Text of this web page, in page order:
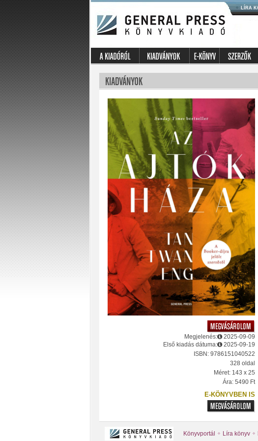
LÍRA
Megjelenés:
2025-09-09
Első kiadás dátuma:
2025-09-19
ISBN: 9786151040522
328 oldal
Méret: 143 x 25
Ára: 5490 Ft
E-KÖNYVBEN IS
Könyvportál Líra könyv